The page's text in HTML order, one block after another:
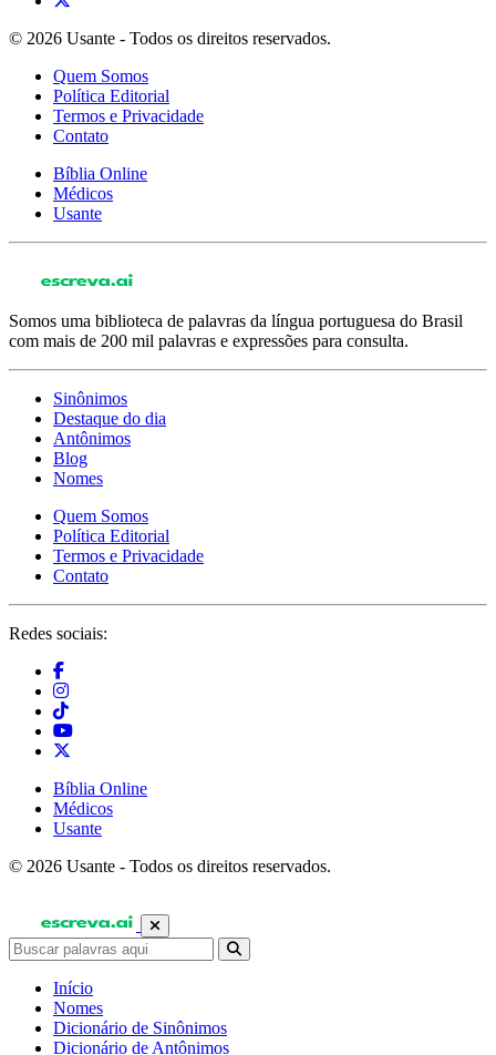
© 2026 Usante - Todos os direitos reservados.
Quem Somos
Política Editorial
Termos e Privacidade
Contato
Bíblia Online
Médicos
Usante
Somos uma biblioteca de palavras da língua portuguesa do Brasil
com mais de 200 mil palavras e expressões para consulta.
Sinônimos
Destaque do dia
Antônimos
Blog
Nomes
Quem Somos
Política Editorial
Termos e Privacidade
Contato
Redes sociais:
Bíblia Online
Médicos
Usante
© 2026 Usante - Todos os direitos reservados.
Início
Nomes
Dicionário de Sinônimos
Dicionário de Antônimos